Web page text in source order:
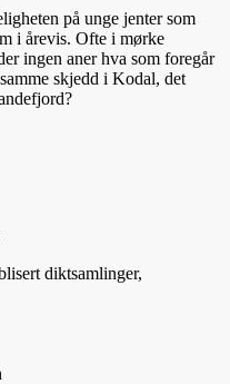
på unge jenter som
i årevis. Ofte i mørke
ingen aner hva som foregår
skjedd i Kodal, det
diktsamlinger,